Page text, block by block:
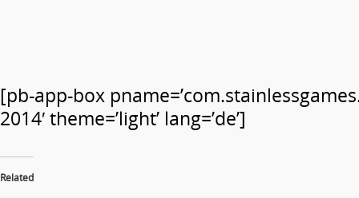
[pb-app-box
2014′ theme=’light’ lang=’de’]
Related